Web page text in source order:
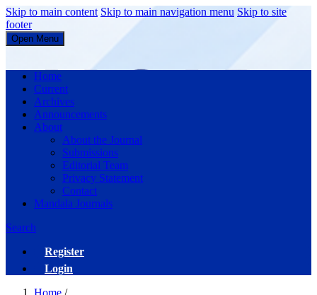
Skip to main content Skip to main navigation menu Skip to site
footer
Open Menu
JISIP (Jurnal Ilmu Sosial dan Pendidikan)
Home
Current
Archives
Announcements
About
About the Journal
Submissions
Editorial Team
Privacy Statement
Contact
Mandala Journals
Search
Register
Login
Home /